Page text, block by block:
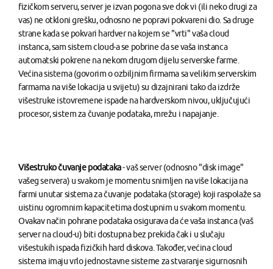
fizičkom serveru, server je izvan pogona sve dok vi (ili neko drugi za
vas) ne otkloni grešku, odnosno ne popravi pokvareni dio. Sa druge
strane kada se pokvari hardver na kojem se "vrti" vaša cloud
instanca, sam sistem cloud-a se pobrine da se vaša instanca
automatski pokrene na nekom drugom dijelu serverske farme.
Većina sistema (govorim o ozbiljnim firmama sa velikim serverskim
farmama na više lokacija u svijetu) su dizajnirani tako da izdrže
višestruke istovremene ispade na hardverskom nivou, uključujući
procesor, sistem za čuvanje podataka, mrežu i napajanje.
Višestruko čuvanje podataka- vaš server (odnosno "disk image"
vašeg servera) u svakom je momentu snimljen na više lokacija na
farmi unutar sistema za čuvanje podataka (storage) koji raspolaže sa
uistinu ogromnim kapacitetima dostupnim u svakom momentu.
Ovakav način pohrane podataka osigurava da će vaša instanca (vaš
server na cloud-u) biti dostupna bez prekida čak i u slučaju
višestukih ispada fizičkih hard diskova. Također, većina cloud
sistema imaju vrlo jednostavne sisteme za stvaranje sigurnosnih